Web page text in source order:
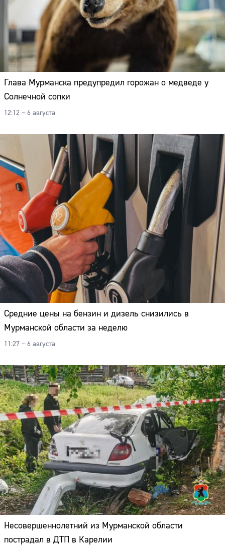
Глава Мурманска предупредил горожан о медведе у
Солнечной сопки
12:12 – 6 августа
Средние цены на бензин и дизель снизились в
Мурманской области за неделю
11:27 – 6 августа
Несовершеннолетний из Мурманской области
пострадал в ДТП в Карелии